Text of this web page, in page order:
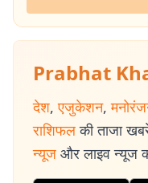
Prabhat
देश, एजुकेशन,
राशिफल की ताजा
न्यूज और लाइव न्यूज